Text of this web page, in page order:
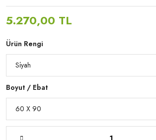
5.270,00 TL
Ürün Rengi
Boyut / Ebat